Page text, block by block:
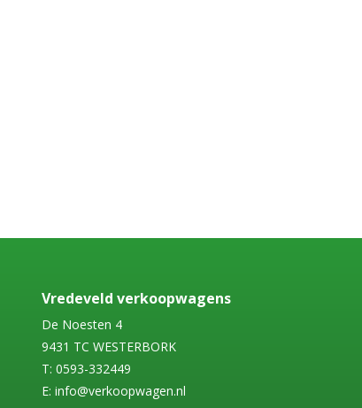
Vredeveld verkoopwagens
De Noesten 4
9431 TC WESTERBORK
T: 0593-332449
E: info@verkoopwagen.nl